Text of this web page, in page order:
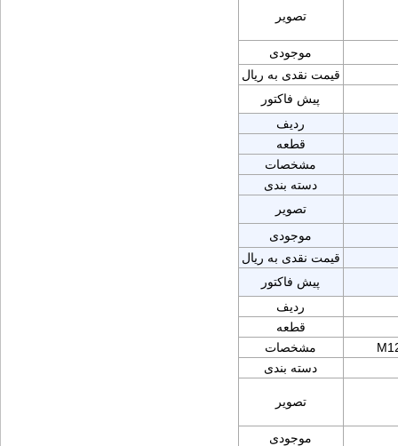
تصویر
موجودی
قیمت نقدی به ریال
پیش فاکتور
ردیف
قطعه
مشخصات
دسته بندی
تصویر
موجودی
قیمت نقدی به ریال
پیش فاکتور
ردیف
قطعه
مشخصات
دسته بندی
تصویر
موجودی